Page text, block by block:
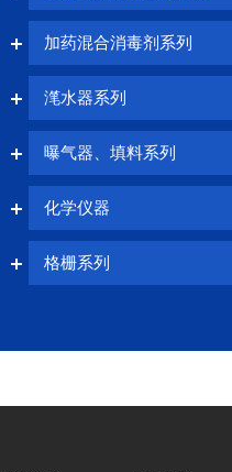
加药混合消毒剂系列
滗水器系列
曝气器、填料系列
化学仪器
格栅系列